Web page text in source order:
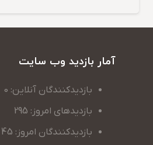
آمار بازدید وب سایت
بازدیدکنندگان آنلاین: 0
بازدیدهای امروز: 295
بازدیدکنندگان امروز: 45